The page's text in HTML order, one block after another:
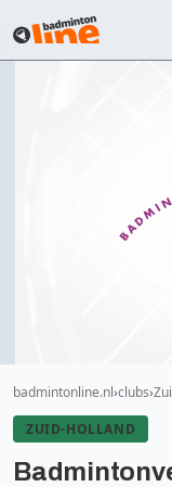
badmintonline.nl clubs
ZUID-HOLLAND